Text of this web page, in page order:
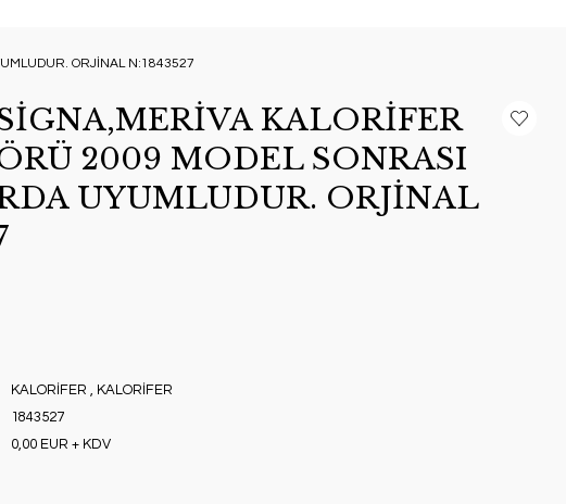
ORJİNAL N:1843527
KALORİFER
2009 MODEL SONRASI
UYUMLUDUR. ORJİNAL
KALORİFER , KALORİFER
1843527
0,00 EUR + KDV